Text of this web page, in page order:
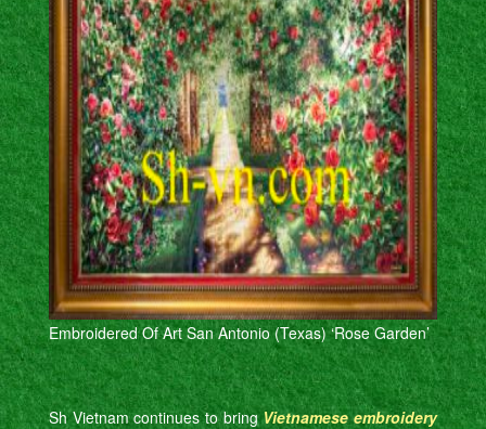
Embroidered Of Art San Antonio (Texas) ‘Rose Garden’
Sh Vietnam continues to bringVietnamese embroidery